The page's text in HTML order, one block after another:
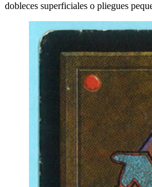
dobleces superficiales o pliegues